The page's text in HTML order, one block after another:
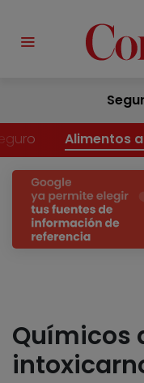
Alimentos
Químicos